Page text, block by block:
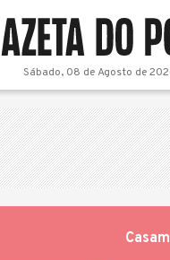
Sábado, 08 de Agosto de